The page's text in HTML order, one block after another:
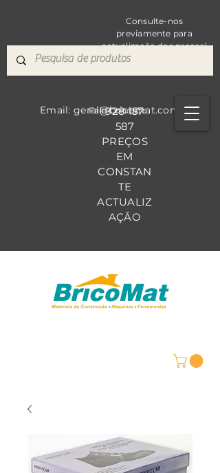
Consulte-nos
previamente para
actualização dos preços!
928 157
587
PREÇOS
EM
CONSTAN
TE
ACTUALIZ
AÇÃO
Fale Conosco
Email: geral@bricomat.com